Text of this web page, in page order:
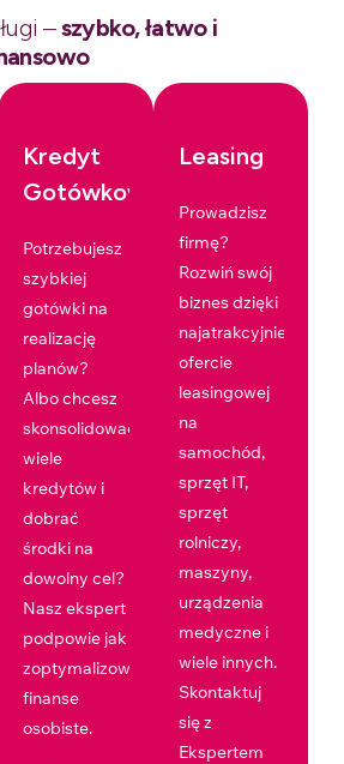
–szybko, łatwo i
Kredyt
Gotówkowy
Potrzebujesz
szybkiej
gotówki na
realizację
planów?
Albo chcesz
skonsolidować
wiele
kredytów i
dobrać
środki na
dowolny cel?
Nasz ekspert
podpowie jak
zoptymalizować
finanse
osobiste.
Leasing
Prowadzisz
firmę?
Rozwiń swój
biznes dzięki
najatrakcyjniejszej
ofercie
leasingowej
na
samochód,
sprzęt IT,
sprzęt
rolniczy,
maszyny,
urządzenia
medyczne i
wiele innych.
Skontaktuj
się z
Ekspertem